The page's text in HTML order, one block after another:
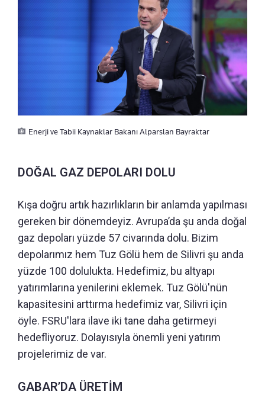
Enerji ve Tabii Kaynaklar Bakanı Alparslan Bayraktar
DOĞAL GAZ DEPOLARI DOLU
Kışa doğru artık hazırlıkların bir anlamda yapılması
gereken bir dönemdeyiz. Avrupa’da şu anda doğal
gaz depoları yüzde 57 civarında dolu. Bizim
depolarımız hem Tuz Gölü hem de Silivri şu anda
yüzde 100 dolulukta. Hedefimiz, bu altyapı
yatırımlarına yenilerini eklemek. Tuz Gölü'nün
kapasitesini arttırma hedefimiz var, Silivri için
öyle. FSRU'lara ilave iki tane daha getirmeyi
hedefliyoruz. Dolayısıyla önemli yeni yatırım
projelerimiz de var.
GABAR’DA ÜRETİM